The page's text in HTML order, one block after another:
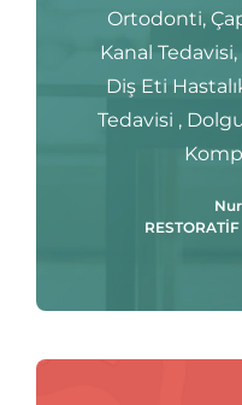
Ortodonti,
Kanal
Diş Eti
Tedavisi ,